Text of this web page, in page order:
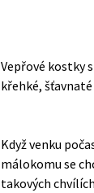
Vepřové kostky
křehké,
Když venku
málokomu se
takových